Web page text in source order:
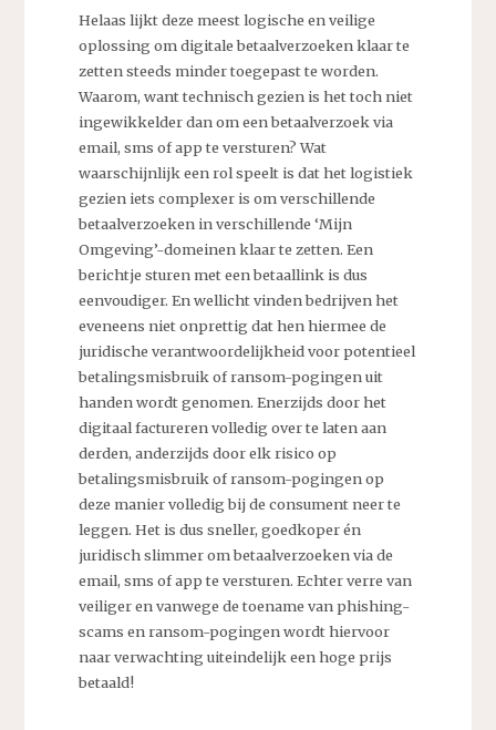
Helaas lijkt deze meest logische en veilige
oplossing om digitale betaalverzoeken klaar te
zetten steeds minder toegepast te worden.
Waarom, want technisch gezien is het toch niet
ingewikkelder dan om een betaalverzoek via
email, sms of app te versturen? Wat
waarschijnlijk een rol speelt is dat het logistiek
gezien iets complexer is om verschillende
betaalverzoeken in verschillende ‘Mijn
Omgeving’-domeinen klaar te zetten. Een
berichtje sturen met een betaallink is dus
eenvoudiger. En wellicht vinden bedrijven het
eveneens niet onprettig dat hen hiermee de
juridische verantwoordelijkheid voor potentieel
betalingsmisbruik of ransom-pogingen uit
handen wordt genomen. Enerzijds door het
digitaal factureren volledig over te laten aan
derden, anderzijds door elk risico op
betalingsmisbruik of ransom-pogingen op
deze manier volledig bij de consument neer te
leggen. Het is dus sneller, goedkoper én
juridisch slimmer om betaalverzoeken via de
email, sms of app te versturen. Echter verre van
veiliger en vanwege de toename van phishing-
scams en ransom-pogingen wordt hiervoor
naar verwachting uiteindelijk een hoge prijs
betaald!